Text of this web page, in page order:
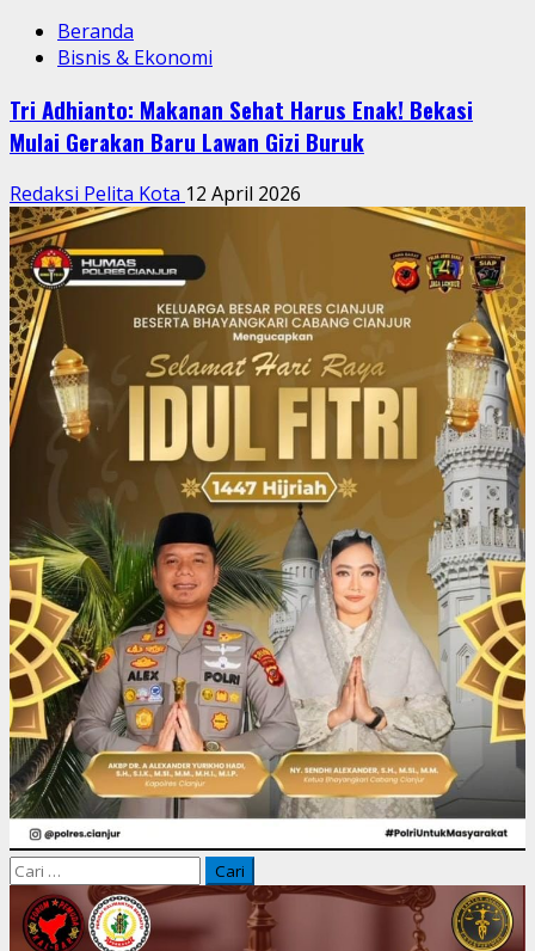
Beranda
Bisnis & Ekonomi
Tri Adhianto: Makanan Sehat Harus Enak! Bekasi
Mulai Gerakan Baru Lawan Gizi Buruk
Redaksi Pelita Kota 12 April 2026
Cari
untuk: